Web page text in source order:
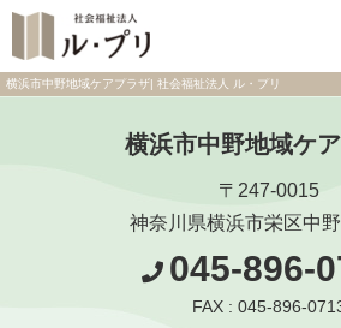
横浜市中野地域ケアプラザ| 社会福祉法人 ル・プリ
横浜市中野地域ケ
〒247-0015
神奈川県横浜市栄区中
045-896-
FAX : 045-896-